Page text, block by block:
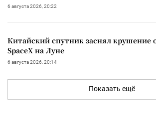
6 августа 2026, 20:22
Китайский спутник заснял крушение
SpaceX на Луне
6 августа 2026, 20:14
Показать ещё